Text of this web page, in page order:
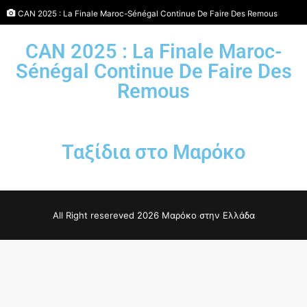
CAN 2025 : La Finale Maroc-Sénégal Continue De Faire Des Remous
CAN 2025 : La Finale Maroc-
Sénégal Continue De Faire Des
Remous
Ταξίδια στο Μαρόκο
All Right resereved 2026 Μαρόκο στην Ελλάδα